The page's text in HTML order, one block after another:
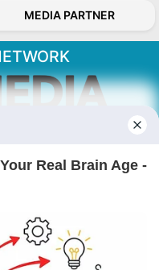
MEDIA PARTNER
berita aktual dan